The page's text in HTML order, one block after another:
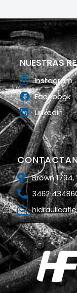
Brown
3462
NUESTRAS
Instagram
Facebook
Linkedin